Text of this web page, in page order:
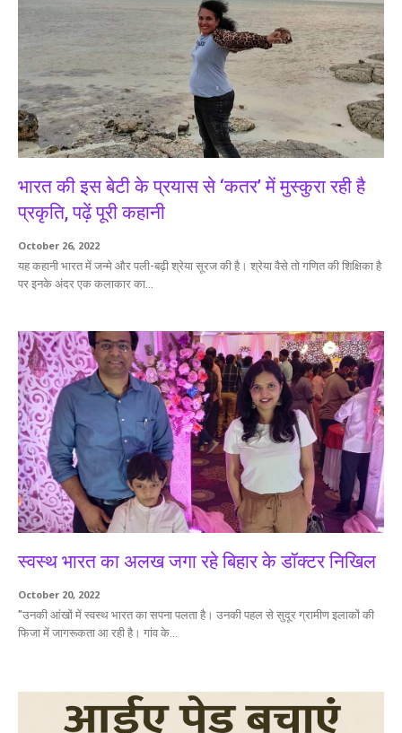
भारत की इस बेटी के प्रयास से ‘कतर’ में मुस्कुरा रही है
प्रकृति, पढ़ें पूरी कहानी
October 26, 2022
यह कहानी भारत में जन्मे और पली-बढ़ी श्रेया सूरज की है। श्रेया वैसे तो गणित की शिक्षिका है
पर इनके अंदर एक कलाकार का...
स्वस्थ भारत का अलख जगा रहे बिहार के डॉक्टर निखिल
October 20, 2022
"उनकी आंखों में स्वस्थ भारत का सपना पलता है। उनकी पहल से सुदूर ग्रामीण इलाकों की
फिजा में जागरूकता आ रही है। गांव के...